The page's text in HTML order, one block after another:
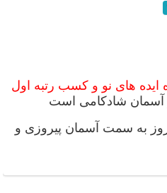
ایده های نو و کسب رتبه اول
آسمان شادکامی است
به سمت آسمان پیروزی و